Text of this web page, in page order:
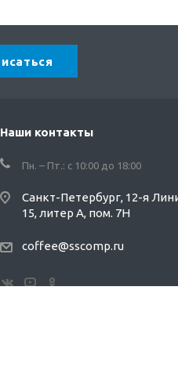
Наши контакты
Пн. – Пт.: с 10:00 до 18:00
Санкт-Петербург, 12-я
15, литер А, пом. 7Н
coffee@sscomp.ru